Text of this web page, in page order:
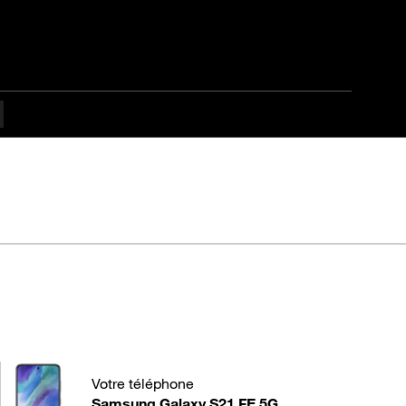
S21 FE 5G
Votre téléphone